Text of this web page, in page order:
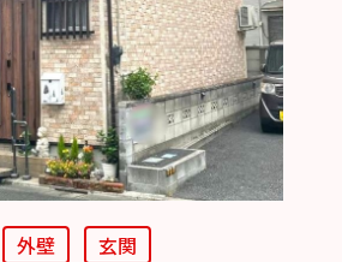
外壁
玄関